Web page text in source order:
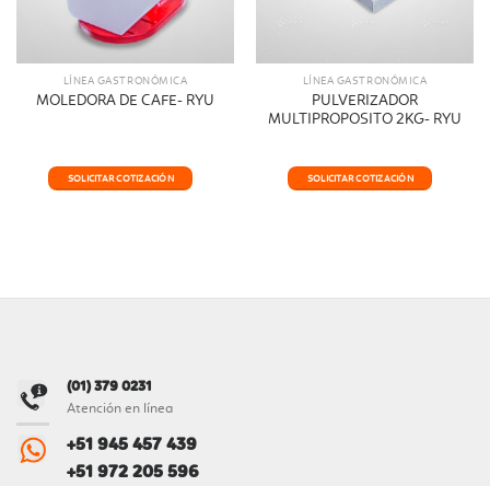
LÍNEA GASTRONÓMICA
MOLEDORA DE CAFE- RYU
SOLICITAR COTIZACIÓN
LÍNEA GASTRONÓMICA
PULVERIZADOR
MULTIPROPOSITO 2KG- RYU
SOLICITAR COTIZACIÓN
(01) 379 0231
Atención en línea
+51 945 457 439
+51 972 205 596